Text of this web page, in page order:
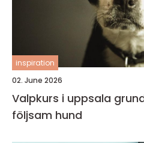
inspiration
02. June 2026
Valpkurs i uppsala grunden för en trygg och
följsam hund